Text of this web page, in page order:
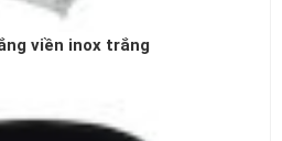
viền inox trắng